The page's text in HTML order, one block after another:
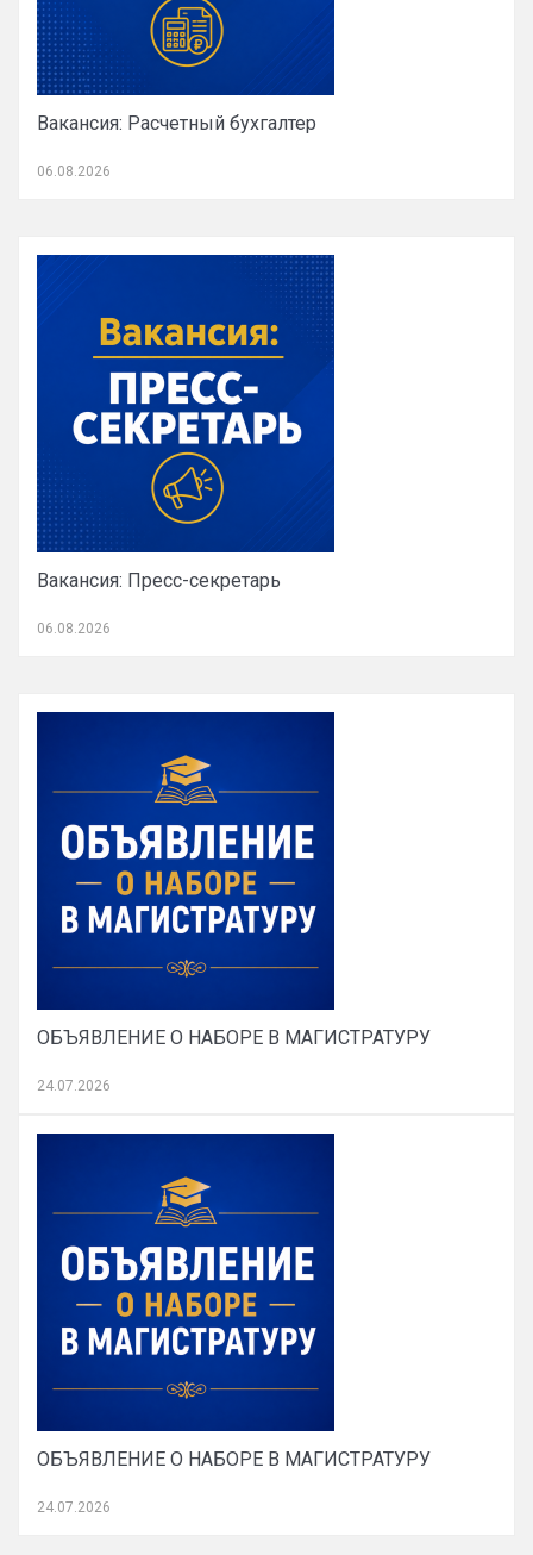
Вакансия: Расчетный бухгалтер
06.08.2026
Вакансия: Пресс-секретарь
06.08.2026
ОБЪЯВЛЕНИЕ О НАБОРЕ В МАГИСТРАТУРУ
24.07.2026
ОБЪЯВЛЕНИЕ О НАБОРЕ В МАГИСТРАТУРУ
24.07.2026